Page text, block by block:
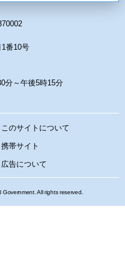
番10号
分～午後5時15分
このサイトについて
携帯サイト
広告について
All rights reserved.